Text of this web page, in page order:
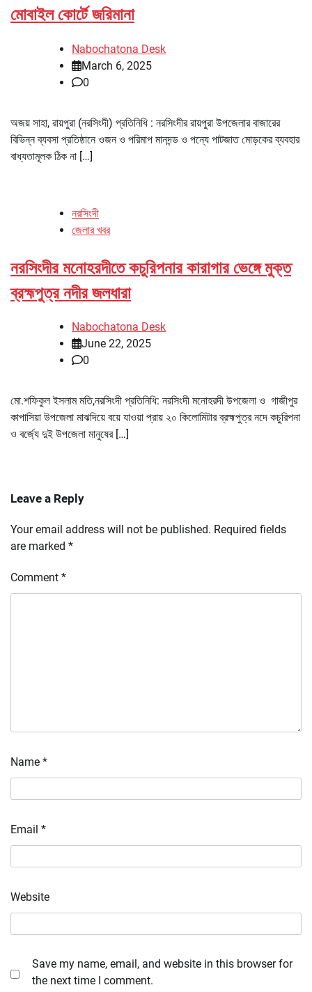
মোবাইল কোর্টে জরিমানা
Nabochatona Desk
March 6, 2025
0
অজয় সাহা, রায়পুরা (নরসিংদী) প্রতিনিধি : নরসিংদীর রায়পুরা উপজেলার বাজারের
বিভিন্ন ব্যবসা প্রতিষ্ঠানে ওজন ও পরিমাপ মানদন্ড ও পন্যে পাটজাত মোড়কের ব্যবহার
বাধ্যতামূলক ঠিক না […]
নরসিংদী
জেলার খবর
নরসিংদীর মনোহরদীতে কচুরিপনার কারাগার ভেঙ্গে মুক্ত
ব্রহ্মপুত্র নদীর জলধারা
Nabochatona Desk
June 22, 2025
0
মো.শফিকুল ইসলাম মতি,নরসিংদী প্রতিনিধি: নরসিংদী মনোহরদী উপজেলা ও গাজীপুর
কাপাসিয়া উপজেলা মাঝদিয়ে বয়ে যাওয়া প্রায় ২০ কিলোমিটার ব্রহ্মপুত্র নদে কচুরিপনা
ও বর্জ্যে দুই উপজেলা মানুষের […]
Leave a Reply
Your email address will not be published. Required fields
are marked *
Comment *
Name *
Email *
Website
Save my name, email, and website in this browser for
the next time I comment.